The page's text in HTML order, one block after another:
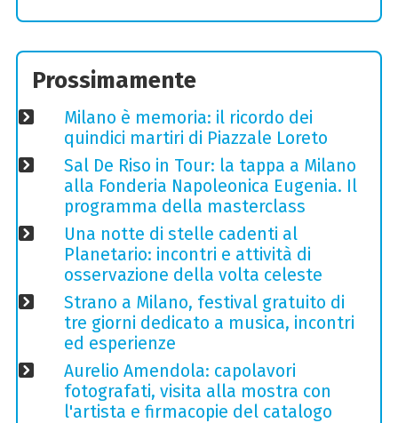
Prossimamente
Milano è memoria: il ricordo dei
quindici martiri di Piazzale Loreto
Sal De Riso in Tour: la tappa a Milano
alla Fonderia Napoleonica Eugenia. Il
programma della masterclass
Una notte di stelle cadenti al
Planetario: incontri e attività di
osservazione della volta celeste
Strano a Milano, festival gratuito di
tre giorni dedicato a musica, incontri
ed esperienze
Aurelio Amendola: capolavori
fotografati, visita alla mostra con
l'artista e firmacopie del catalogo